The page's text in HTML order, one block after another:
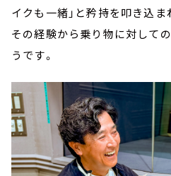
イクも一緒」と矜持を叩き込ま
その経験から乗り物に対して
うです。